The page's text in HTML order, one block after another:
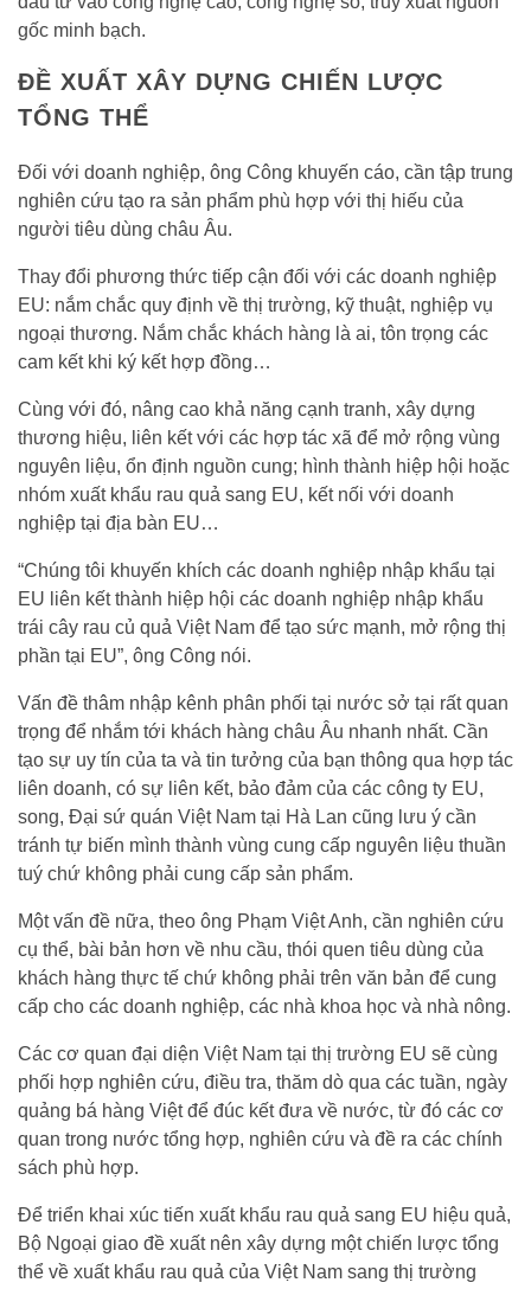
gốc minh bạch.
ĐỀ XUẤT XÂY DỰNG CHIẾN LƯỢC
TỔNG THỂ
Đối với doanh nghiệp, ông Công khuyến cáo, cần tập trung
nghiên cứu tạo ra sản phẩm phù hợp với thị hiếu của
người tiêu dùng châu Âu.
Thay đổi phương thức tiếp cận đối với các doanh nghiệp
EU: nắm chắc quy định về thị trường, kỹ thuật, nghiệp vụ
ngoại thương. Nắm chắc khách hàng là ai, tôn trọng các
cam kết khi ký kết hợp đồng…
Cùng với đó, nâng cao khả năng cạnh tranh, xây dựng
thương hiệu, liên kết với các hợp tác xã để mở rộng vùng
nguyên liệu, ổn định nguồn cung; hình thành hiệp hội hoặc
nhóm xuất khẩu rau quả sang EU, kết nối với doanh
nghiệp tại địa bàn EU…
“Chúng tôi khuyến khích các doanh nghiệp nhập khẩu tại
EU liên kết thành hiệp hội các doanh nghiệp nhập khẩu
trái cây rau củ quả Việt Nam để tạo sức mạnh, mở rộng thị
phần tại EU”, ông Công nói.
Vấn đề thâm nhập kênh phân phối tại nước sở tại rất quan
trọng để nhắm tới khách hàng châu Âu nhanh nhất. Cần
tạo sự uy tín của ta và tin tưởng của bạn thông qua hợp tác
liên doanh, có sự liên kết, bảo đảm của các công ty EU,
song, Đại sứ quán Việt Nam tại Hà Lan cũng lưu ý cần
tránh tự biến mình thành vùng cung cấp nguyên liệu thuần
tuý chứ không phải cung cấp sản phẩm.
Một vấn đề nữa, theo ông Phạm Việt Anh, cần nghiên cứu
cụ thể, bài bản hơn về nhu cầu, thói quen tiêu dùng của
khách hàng thực tế chứ không phải trên văn bản để cung
cấp cho các doanh nghiệp, các nhà khoa học và nhà nông.
Các cơ quan đại diện Việt Nam tại thị trường EU sẽ cùng
phối hợp nghiên cứu, điều tra, thăm dò qua các tuần, ngày
quảng bá hàng Việt để đúc kết đưa về nước, từ đó các cơ
quan trong nước tổng hợp, nghiên cứu và đề ra các chính
sách phù hợp.
Để triển khai xúc tiến xuất khẩu rau quả sang EU hiệu quả,
Bộ Ngoại giao đề xuất nên xây dựng một chiến lược tổng
thể về xuất khẩu rau quả của Việt Nam sang thị trường